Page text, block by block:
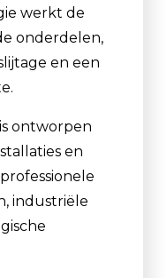
werkt de
onderdelen,
en een
ontworpen
en
industriële